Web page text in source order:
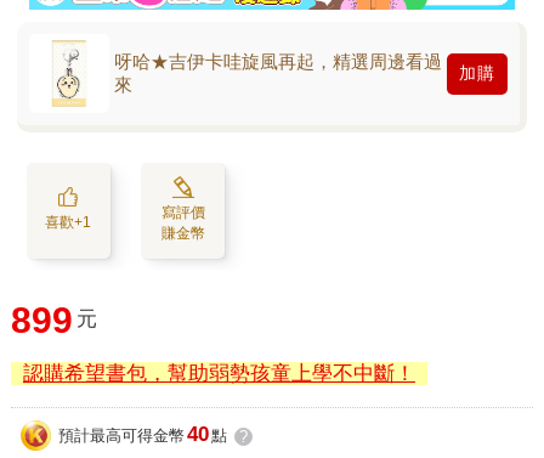
呀哈★吉伊卡哇旋風再起，精選周邊看過
來
加購
喜歡+1
寫評價
賺金幣
899 元
認購希望書包，幫助弱勢孩童上學不中斷！
預計最高可得金幣 40點 ?